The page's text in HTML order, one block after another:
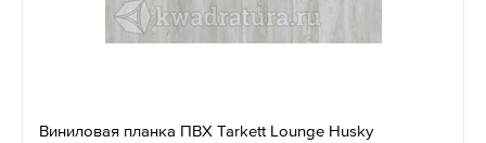
Виниловая планка ПВХ Tarkett Lounge Husky